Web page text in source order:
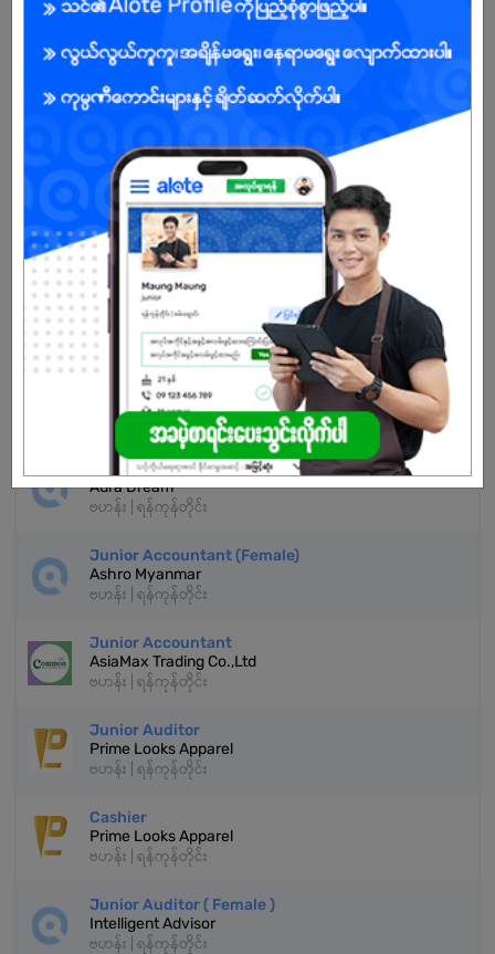
သက်တမ်းကုန်သွားပါပြီ
အကောင့်မရှိသေးဘူးလား?
မှတ်ပုံတင်မယ်
နောက်ထပ်အလားတူအလုပ်များ
Junior Accountant (Female)
Aura Dream
ဗဟန်း | ရန်ကုန်တိုင်း
Junior Accountant (Female)
Ashro Myanmar
ဗဟန်း | ရန်ကုန်တိုင်း
Junior Accountant
AsiaMax Trading Co.,Ltd
ဗဟန်း | ရန်ကုန်တိုင်း
Junior Auditor
Prime Looks Apparel
ဗဟန်း | ရန်ကုန်တိုင်း
Cashier
Prime Looks Apparel
ဗဟန်း | ရန်ကုန်တိုင်း
Junior Auditor ( Female )
Intelligent Advisor
ဗဟန်း | ရန်ကုန်တိုင်း